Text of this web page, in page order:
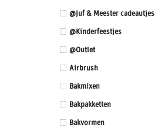
@Juf & Meester cadeautjes
@Kinderfeestjes
@Outlet
Airbrush
Bakmixen
Bakpakketten
Bakvormen